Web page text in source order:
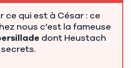
ce qui est à César : ce
nous c’est la fameuse
dont Heustach